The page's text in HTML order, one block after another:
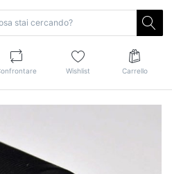
Wishlist Carrello